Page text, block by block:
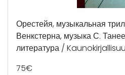
Орестейя, музыкальная
Венкстерна, музыка С.
литература /
75€